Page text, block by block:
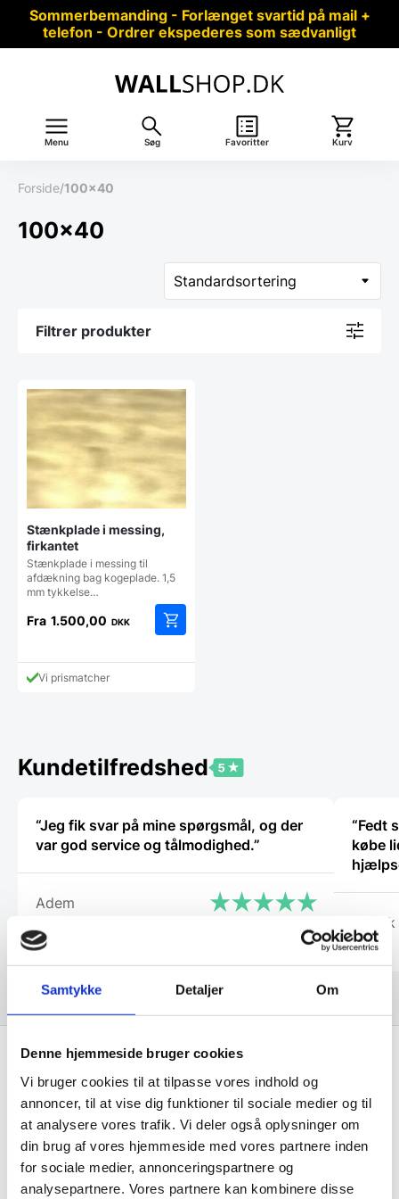
Samtykke Detaljer Om
Denne hjemmeside bruger cookies
Vi bruger cookies til at tilpasse vores indhold og
annoncer, til at vise dig funktioner til sociale medier og til
at analysere vores trafik. Vi deler også oplysninger om
din brug af vores hjemmeside med vores partnere inden
for sociale medier, annonceringspartnere og
analysepartnere. Vores partnere kan kombinere disse
Sommerbemanding - Forlænget svartid på mail +
telefon - Ordrer ekspederes som sædvanligt
Menu Søg Favoritter Kurv
Forside/100x40
100x40
Filtrer produkter
Stænkplade i messing,
firkantet
Stænkplade i messing til
afdækning bag kogeplade. 1,5
mm tykkelse…
Fra 1.500,00 DKK
vare
vælges
på
Vi prismatcher
Kundetilfredshed
“Jeg fik svar på mine spørgsmål, og der
var god service og tålmodighed.”
Adem
“Fedt
købe
Få de bedste tilbud først!
Husk at tilmelde dig vores nyhedsbrev og vær først
til de bedste tilbud. Og bare rolig, vi spammer dig
ikke, men sender kun relevante tilbud og